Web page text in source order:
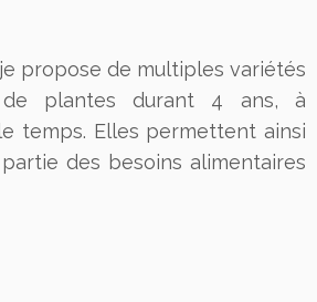
propose de multiples variétés
de plantes durant 4 ans, à
temps. Elles permettent ainsi
des besoins alimentaires